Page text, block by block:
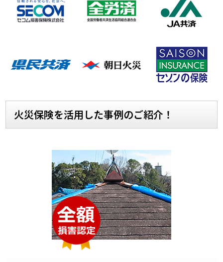
火災保険を活用した事例のご紹介！